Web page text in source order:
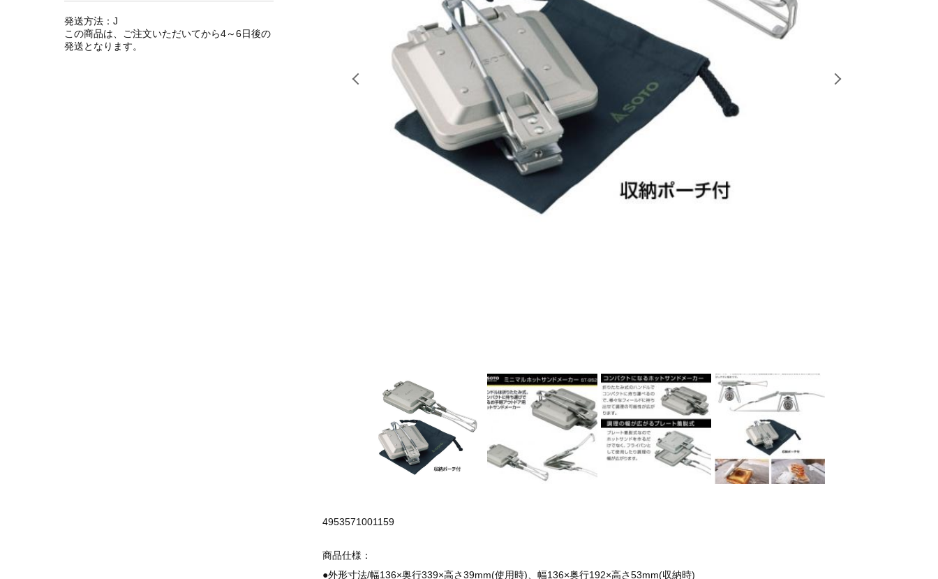
4953571001159
商品仕様：
●外形寸法/幅136×奥行339×高さ39mm(使用時)、幅136×奥行192×高さ53mm(収納時)
発送方法：J
この商品は、ご注文いただいてから4～6日後の
発送となります。